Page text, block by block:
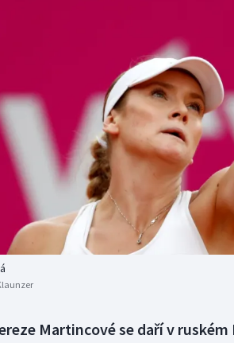
Florbal
Futsal
Golf
Gymnastika
Martincové se daří v